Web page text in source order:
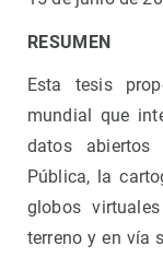
RESUMEN
Esta tesis
mundial que
datos
Pública, la
globos
terreno y en vía